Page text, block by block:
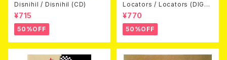
Disnihil / Disnihil (CD)
¥715
50%OFF
Locators / Locators (DIGPA
CK CD)
¥770
50%OFF